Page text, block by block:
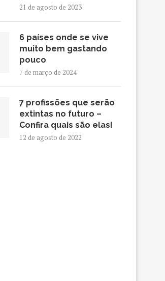
21 de agosto de 2023
6 países onde se vive
muito bem gastando
pouco
7 de março de 2024
7 profissões que serão
extintas no futuro –
Confira quais são elas!
12 de agosto de 2022